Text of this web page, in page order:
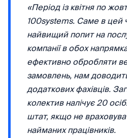
«Період із квітня по
100systems. Саме в цей
найвищий попит на
компанії в обох
ефективно обробляти
замовлень, нам
додаткових фахівців.
колектив налічує 20
штат, якщо не
найманих працівників.